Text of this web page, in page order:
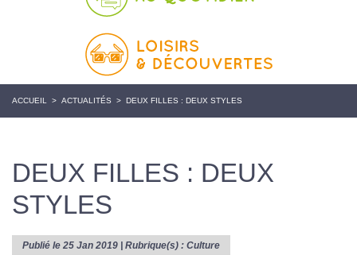
ACCUEIL > ACTUALITÉS > DEUX FILLES : DEUX STYLES
DEUX FILLES : DEUX
STYLES
Publié le 25 Jan 2019 | Rubrique(s) : Culture